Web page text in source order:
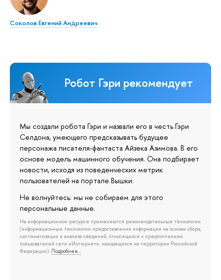
Соколов Евгений Андреевич
Робот Гэри рекомендует
Мы создали робота Гэри и назвали его в честь Гэри
Селдона, умеющего предсказывать будущее
персонажа писателя-фантаста Айзека Азимова. В его
основе модель машинного обучения. Она подбирает
новости, исходя из поведенческих метрик
пользователей на портале Вышки.
Не волнуйтесь: мы не собираем для этого
персональные данные.
На информационном ресурсе применяются рекомендательные технологии
(информационные технологии предоставления информации на основе сбора,
систематизации и анализа сведений, относящихся к предпочтениям
пользователей сети «Интернет», находящихся на территории Российской
Федерации). Подробнее…